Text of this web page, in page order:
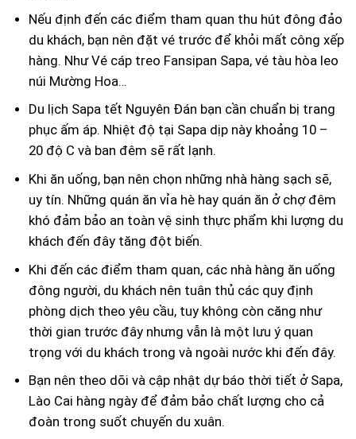
Nếu định đến các điểm tham quan thu hút đông đảo
du khách, bạn nên đặt vé trước để khỏi mất công xếp
hàng. Như Vé cáp treo Fansipan Sapa, vé tàu hòa leo
núi Mường Hoa…
Du lịch Sapa tết Nguyên Đán bạn cần chuẩn bị trang
phục ấm áp. Nhiệt độ tại Sapa dịp này khoảng 10 –
20 độ C và ban đêm sẽ rất lạnh.
Khi ăn uống, bạn nên chọn những nhà hàng sạch sẽ,
uy tín. Những quán ăn vỉa hè hay quán ăn ở chợ đêm
khó đảm bảo an toàn vệ sinh thực phẩm khi lượng du
khách đến đây tăng đột biến.
Khi đến các điểm tham quan, các nhà hàng ăn uống
đông người, du khách nên tuân thủ các quy định
phòng dịch theo yêu cầu, tuy không còn căng như
thời gian trước đây nhưng vẫn là một lưu ý quan
trọng với du khách trong và ngoài nước khi đến đây.
Bạn nên theo dõi và cập nhật dự báo thời tiết ở Sapa,
Lào Cai hàng ngày để đảm bảo chất lượng cho cả
đoàn trong suốt chuyến du xuân.